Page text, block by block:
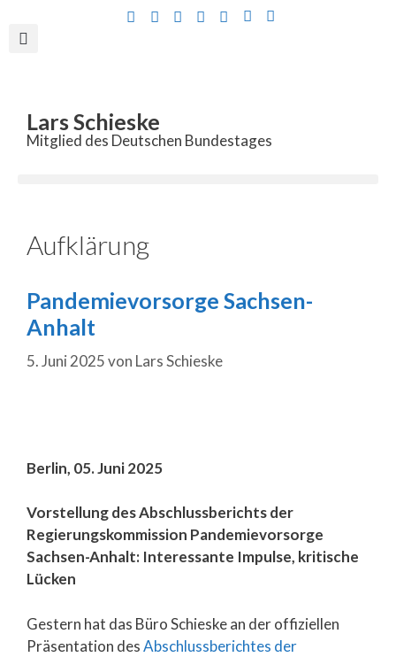
Lars Schieske
Mitglied des Deutschen Bundestages
Aufklärung
Pandemievorsorge Sachsen-
Anhalt
5. Juni 2025von Lars Schieske
Berlin, 05. Juni 2025
Vorstellung des Abschlussberichts der
Regierungskommission Pandemievorsorge
Sachsen-Anhalt: Interessante Impulse, kritische
Lücken
Gestern hat das Büro Schieske an der offiziellen
Präsentation desAbschlussberichtes der